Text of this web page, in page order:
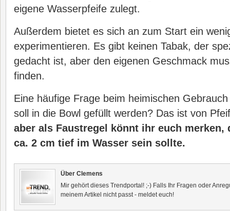
eigene Wasserpfeife zulegt.
Außerdem bietet es sich an zum Start ein
experimentieren. Es gibt keinen Tabak, der
gedacht ist, aber den eigenen Geschmack
finden.
Eine häufige Frage beim heimischen
soll in die Bowl gefüllt werden? Das ist von
aber als Faustregel könnt ihr euch merken,
ca. 2 cm tief im Wasser sein sollte.
Über Clemens
Mir gehört dieses Trendportal! ;-) Falls Ihr Fragen oder
meinem Artikel nicht passt - meldet euch!